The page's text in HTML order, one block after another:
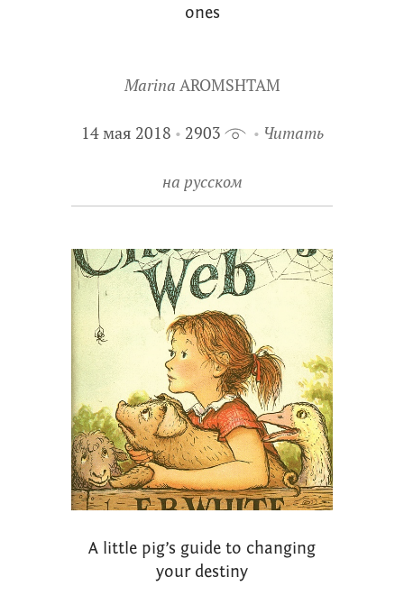
ones
Marina AROMSHTAM
14 мая 2018 2903 Читать
на русском
A little pig’s guide to changing
your destiny